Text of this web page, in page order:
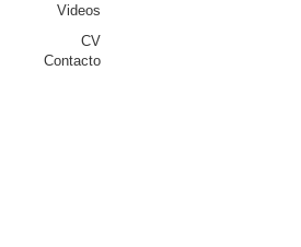
Videos
CV
Contacto